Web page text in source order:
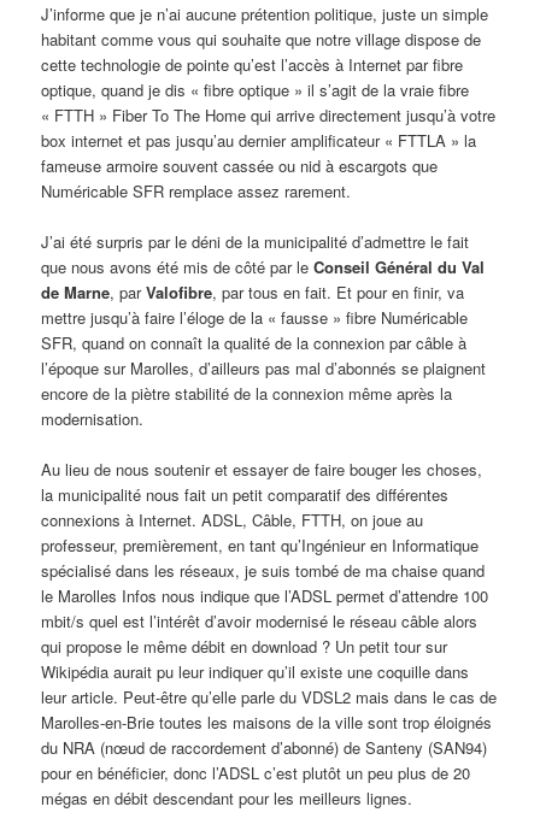
J’informe que je n’ai aucune prétention politique, juste un simple
habitant comme vous qui souhaite que notre village dispose de
cette technologie de pointe qu’est l’accès à Internet par fibre
optique, quand je dis « fibre optique » il s’agit de la vraie fibre
« FTTH » Fiber To The Home qui arrive directement jusqu’à votre
box internet et pas jusqu’au dernier amplificateur « FTTLA » la
fameuse armoire souvent cassée ou nid à escargots que
Numéricable SFR remplace assez rarement.
J’ai été surpris par le déni de la municipalité d’admettre le fait
que nous avons été mis de côté par leConseil Général du Val
de Marne, parValofibre, par tous en fait. Et pour en finir, va
mettre jusqu’à faire l’éloge de la « fausse » fibre Numéricable
SFR, quand on connaît la qualité de la connexion par câble à
l’époque sur Marolles, d’ailleurs pas mal d’abonnés se plaignent
encore de la piètre stabilité de la connexion même après la
modernisation.
Au lieu de nous soutenir et essayer de faire bouger les choses,
la municipalité nous fait un petit comparatif des différentes
connexions à Internet. ADSL, Câble, FTTH, on joue au
professeur, premièrement, en tant qu’Ingénieur en Informatique
spécialisé dans les réseaux, je suis tombé de ma chaise quand
le Marolles Infos nous indique que l’ADSL permet d’attendre 100
mbit/s quel est l’intérêt d’avoir modernisé le réseau câble alors
qui propose le même débit en download ? Un petit tour sur
Wikipédia aurait pu leur indiquer qu’il existe une coquille dans
leur article. Peut-être qu’elle parle du VDSL2 mais dans le cas de
Marolles-en-Brie toutes les maisons de la ville sont trop éloignés
du NRA (nœud de raccordement d’abonné) de Santeny (SAN94)
pour en bénéficier, donc l’ADSL c’est plutôt un peu plus de 20
mégas en débit descendant pour les meilleurs lignes.